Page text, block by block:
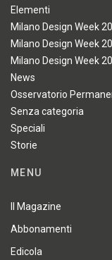
Elementi
Milano Design Week
Milano Design Week
Milano Design Week
News
Osservatorio
Senza categoria
Speciali
Storie
MENU
Il Magazine
Abbonamenti
Edicola